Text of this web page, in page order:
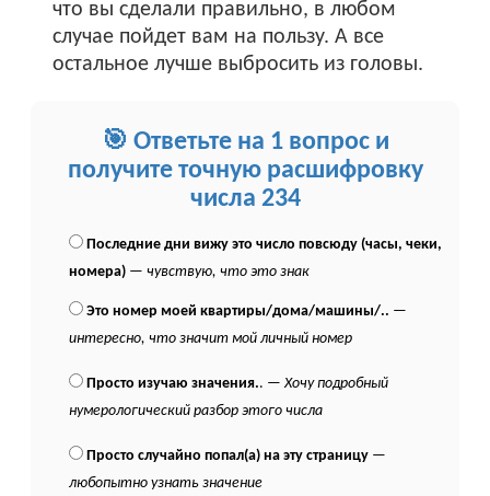
что вы сделали правильно, в любом
случае пойдет вам на пользу. А все
остальное лучше выбросить из головы.
🎯 Ответьте на 1 вопрос и
получите точную расшифровку
числа 234
Последние дни вижу это число повсюду (часы, чеки,
номера) —чувствую, что это знак
Это номер моей квартиры/дома/машины/.. —
интересно, что значит мой личный номер
Просто изучаю значения.. —Хочу подробный
нумерологический разбор этого числа
Просто случайно попал(а) на эту страницу —
любопытно узнать значение